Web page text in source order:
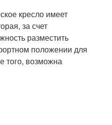
кресло имеет
за счет
разместить
положении для
того, возможна